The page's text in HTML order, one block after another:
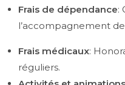
Frais de dépendance:
l’accompagnement
Frais médicaux:
réguliers.